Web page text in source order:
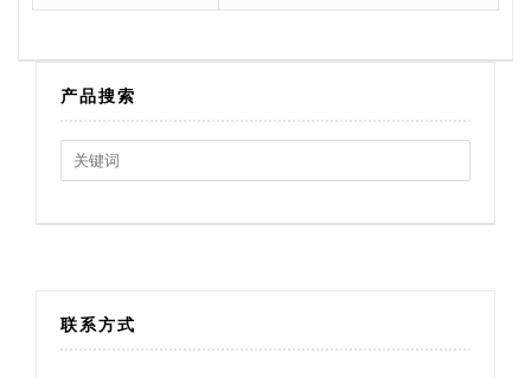
产品搜索
Search
for:
联系方式